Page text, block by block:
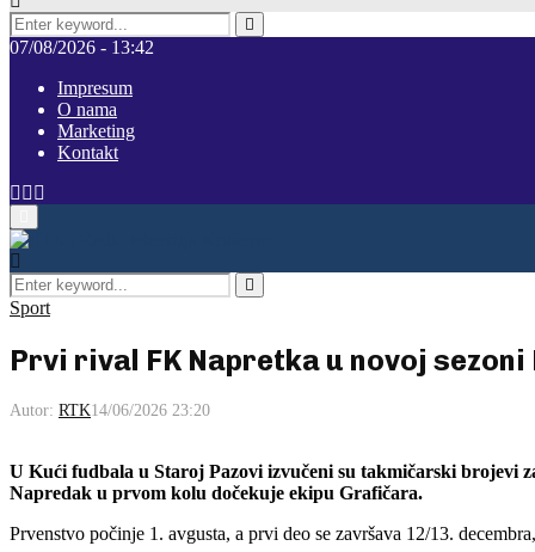
Search
for:
Pretraga
07/08/2026 - 13:42
Impresum
O nama
Marketing
Kontakt
Facebook
Instagram
Menu
Search
for:
Pretraga
Sport
Prvi rival FK Napretka u novoj
Autor: RTK14/06/2026 23:20
U Kući fudbala u Staroj Pazovi izvučeni su takmičarski brojevi
Napredak u prvom kolu dočekuje ekipu Grafičara.
Prvenstvo počinje 1. avgusta, a prvi deo se završava 12/13.